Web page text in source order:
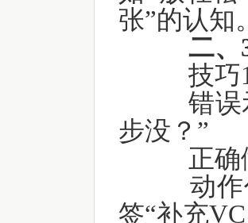
张”的认知
二、
技巧1
错误示
步没？”
正确
动作代
签“补充